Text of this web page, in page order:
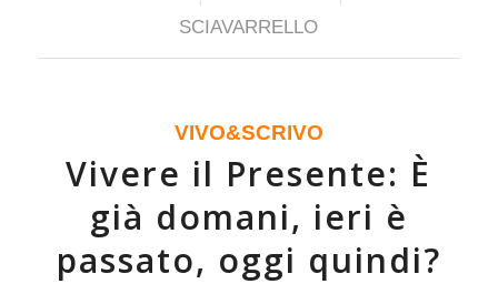
SCIAVARRELLO
VIVO&SCRIVO
Vivere il Presente: È
già domani, ieri è
passato, oggi quindi?